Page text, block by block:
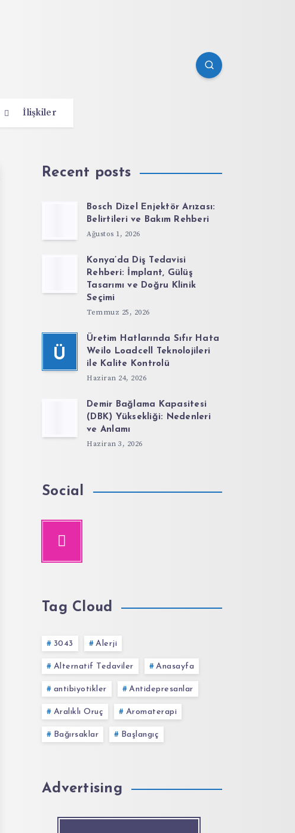
İlişkiler
Recent posts
Bosch Dizel Enjektör Arızası:
Belirtileri ve Bakım Rehberi
Ağustos 1, 2026
Konya’da Diş Tedavisi
Rehberi: İmplant, Gülüş
Tasarımı ve Doğru Klinik
Seçimi
Temmuz 25, 2026
Ü
Üretim Hatlarında Sıfır Hata
Weilo Loadcell Teknolojileri
ile Kalite Kontrolü
Haziran 24, 2026
Demir Bağlama Kapasitesi
(DBK) Yüksekliği: Nedenleri
ve Anlamı
Haziran 3, 2026
Social
Tag Cloud
3043 Alerji
Alternatif Tedaviler Anasayfa
antibiyotikler Antidepresanlar
Aralıklı Oruç Aromaterapi
Bağırsaklar Başlangıç
Advertising